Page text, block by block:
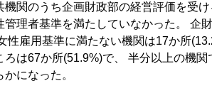
機関のうち企画財政部の経営評価を受
管理者基準を満たしていなかった。 企
性雇用基準に満たない機関は17か所
ろは67か所(51.9%)で、 半分以上の機
かになった。